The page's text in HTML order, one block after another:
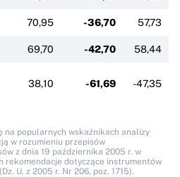
70,95 -36,70 57,73
69,70 -42,70 58,44
38,10 -61,69 -47,35
na popularnych wskaźnikach analizy
w rozumieniu przepisów
z dnia 19 października 2005 r. w
rekomendacje dotyczące instrumentów
U. z 2005 r. Nr 206, poz. 1715).